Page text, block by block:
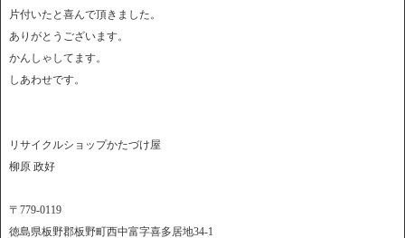
片付いたと喜んで頂きました。
ありがとうございます。
かんしゃしてます。
しあわせです。
リサイクルショップかたづけ屋
柳原 政好
〒779-0119
徳島県板野郡板野町西中富字喜多居地34-1